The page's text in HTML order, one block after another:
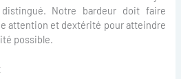
Notre bardeur doit faire
attention et dextérité pour atteindre
possible.